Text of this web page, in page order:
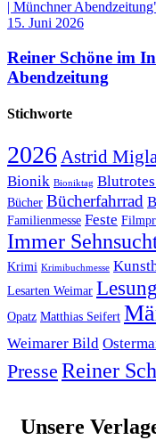
15. Juni 2026
Reiner Schöne im
Abendzeitung
Stichworte
2026Astrid
Bionik Bioniktag
Bücher Bücherfahrrad
Familienmesse Feste
Immer
Krimi Krimibuchmesse
Lesarten Weimar
Opatz Matthias Seifert
Weimarer Bild
Presse Reiner
Unsere